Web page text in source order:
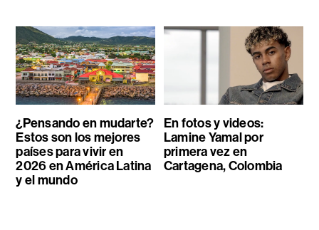
¿Pensando en mudarte?
Estos son los mejores
países para vivir en
2026 en América Latina
y el mundo
En fotos y videos:
Lamine Yamal por
primera vez en
Cartagena, Colombia